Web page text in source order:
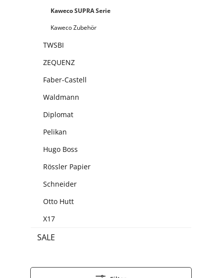
Kaweco SUPRA Serie
Kaweco Zubehör
TWSBI
ZEQUENZ
Faber-Castell
Waldmann
Diplomat
Pelikan
Hugo Boss
Rössler Papier
Schneider
Otto Hutt
X17
SALE